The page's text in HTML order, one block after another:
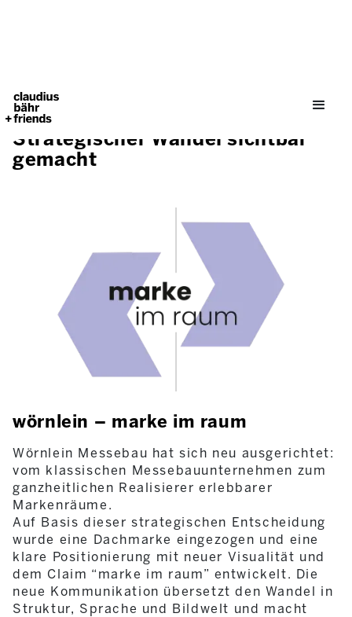
Strategischer Wandel sichtbar
gemacht
wörnlein – marke im raum
Wörnlein Messebau hat sich neu ausgerichtet:
vom klassischen Messebauunternehmen zum
ganzheitlichen Realisierer erlebbarer
Markenräume.
Auf Basis dieser strategischen Entscheidung
wurde eine Dachmarke eingezogen und eine
klare Positionierung mit neuer Visualität und
dem Claim “marke im raum” entwickelt. Die
neue Kommunikation übersetzt den Wandel in
Struktur, Sprache und Bildwelt und macht